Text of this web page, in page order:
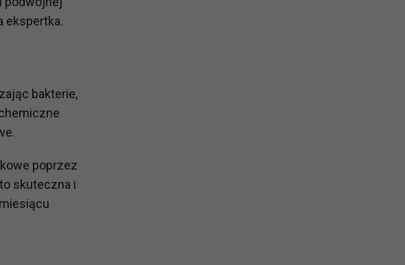
ekspertka.
bakterie,
poprzez
skuteczna i
przetwarzającym je na nasze zlecenie,
z żądaniem w oparciu o stosowną podstawę
ruchu użytkowników zbierane są przez naszych
lub ograniczenia ich przetwarzania. Możesz
skorzystać z innych praw wymienionych
przepisami, podstawie prawnej.